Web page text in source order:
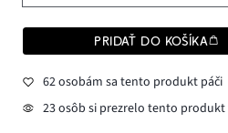
PRIDAŤ DO KOŠÍKA
62 osobám sa tento produkt páči
23 osôb si prezrelo tento produkt